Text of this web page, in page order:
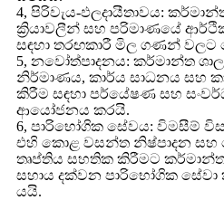
4, පිරිවැය-ඵලදායීතාවය:
ක්‍රියාවලීන් සහ පරිමාණයේ
සඳහා තරඟකාරී මිල ගණන් වලට
5, නවෝත්පාදනය: කර්මාන්ත
නිර්මාණය, කාර්ය සාධනය සහ
කිරීම සඳහා පර්යේෂණ සහ
ආයෝජනය කරයි.
6, පාරිභෝගික සේවය: විමසීම්
එහි කොළ වසන්ත නිෂ්පාදන සහ
තෘප්තිය සහතික කිරීමට කර්මාන්ත
සහාය දක්වන පාරිභෝගික
යයි.